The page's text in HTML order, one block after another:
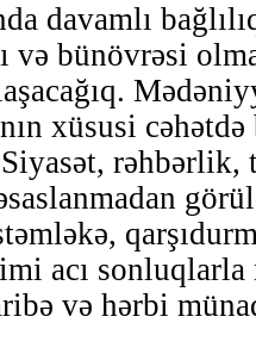
davamlı
və bünövrəsi
xüsusi
rəhbərlik,
acı sonluqlarla
və hərbi